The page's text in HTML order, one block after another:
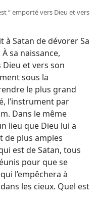
“ emporté vers Dieu et vers
à Satan de dévorer Sa
sa naissance,
Dieu et vers son
sous la
le plus grand
l’instrument par
Dans le même
lieu que Dieu lui a
de plus amples
est de Satan, tous
pour que se
l’empêchera à
les cieux. Quel est